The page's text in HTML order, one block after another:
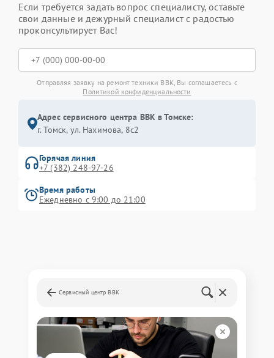
Если требуется задать вопрос специалисту, оставьте
свои данные и дежурный специалист с радостью
проконсультирует Вас!
Отправляя заявку на ремонт техники BBK, Вы соглашаетесь с
Политикой конфиденциальности
Адрес сервисного центра BBK в Томске:
г. Томск, ул. Нахимова, 8с2
Горячая линия
+7 (382) 248-97-26
Время работы
Ежедневно с 9:00 до 21:00
Сервисный центр BBK